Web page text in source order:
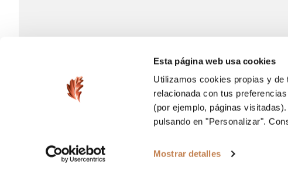
Esta página web usa cookies
Utilizamos cookies propias y
relacionada con tus
(por ejemplo, páginas
pulsando en "Personalizar".
Mostrar detalles